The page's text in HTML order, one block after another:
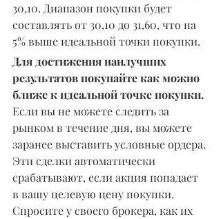
30,10. Диапазон покупки будет
составлять от 30,10 до 31,60, что на
5% выше идеальной точки покупки.
Для достижения наилучших
результатов покупайте как можно
ближе к идеальной точке покупки.
Если вы не можете следить за
рынком в течение дня, вы можете
заранее выставить условные ордера.
Эти сделки автоматически
срабатывают, если акция попадает
в вашу целевую цену покупки.
Спросите у своего брокера, как их